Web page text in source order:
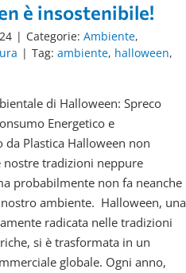
è insostenibile!
| Categorie: Ambiente,
| Tag: ambiente, halloween,
di Halloween: Spreco
Energetico e
da Plastica Halloween non
nostre tradizioni neppure
probabilmente non fa neanche
ambiente. Halloween, una
radicata nelle tradizioni
si è trasformata in un
globale. Ogni anno,